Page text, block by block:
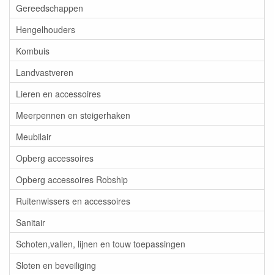
Gereedschappen
Hengelhouders
Kombuis
Landvastveren
Lieren en accessoires
Meerpennen en steigerhaken
Meubilair
Opberg accessoires
Opberg accessoires Robship
Ruitenwissers en accessoires
Sanitair
Schoten,vallen, lijnen en touw toepassingen
Sloten en beveiliging